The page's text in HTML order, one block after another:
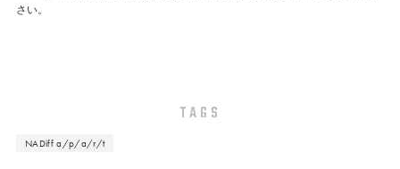
さい。
TAGS
NADiff a/p/a/r/t